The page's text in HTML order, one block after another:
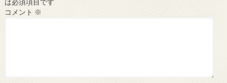
は必須項目です
コメント ※